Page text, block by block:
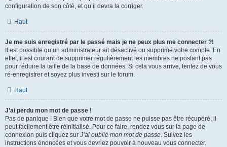
configuration de son côté, et qu’il devra la corriger.
Haut
Je me suis enregistré par le passé mais je ne peux plus me connecter ?!
Il est possible qu’un administrateur ait désactivé ou supprimé votre compte. En
effet, il est courant de supprimer régulièrement les membres ne postant pas
pour réduire la taille de la base de données. Si cela vous arrive, tentez de vous
ré-enregistrer et soyez plus investi sur le forum.
Haut
J’ai perdu mon mot de passe !
Pas de panique ! Bien que votre mot de passe ne puisse pas être récupéré, il
peut facilement être réinitialisé. Pour ce faire, rendez vous sur la page de
connexion puis cliquez sur J’ai oublié mon mot de passe. Suivez les
instructions énoncées et vous devriez pouvoir à nouveau vous connecter.